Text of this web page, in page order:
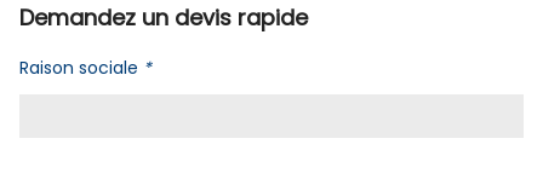
Demandez un devis rapide
Raison sociale *